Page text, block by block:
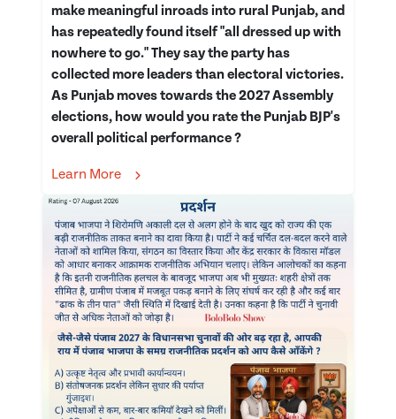
make meaningful inroads into rural Punjab, and
has repeatedly found itself "all dressed up with
nowhere to go." They say the party has
collected more leaders than electoral victories.
As Punjab moves towards the 2027 Assembly
elections, how would you rate the Punjab BJP's
overall political performance ?
Learn More